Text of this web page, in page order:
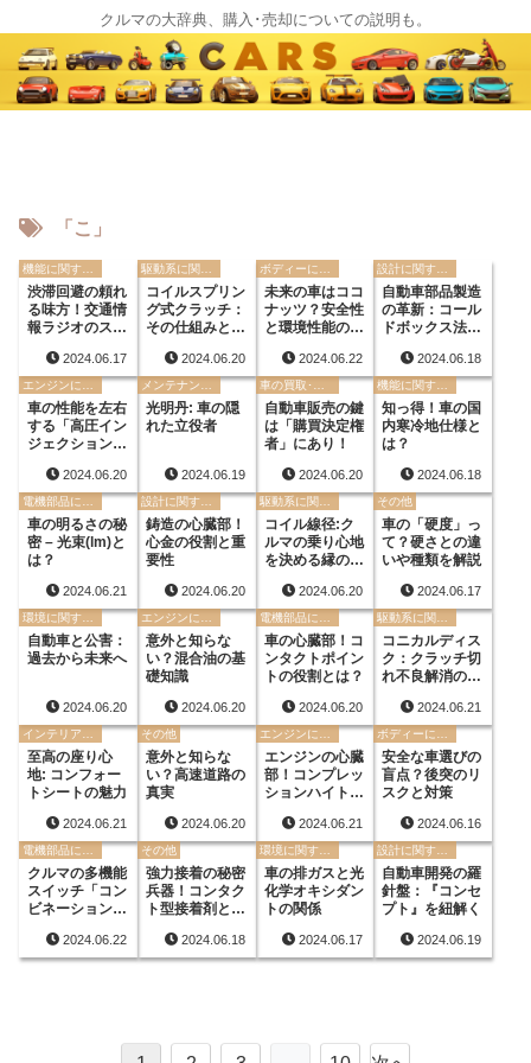
クルマの大辞典、購入･売却についての説明も。
「こ」
機能に関する用語
渋滞回避の頼れ
る味方！交通情
報ラジオのスス
2024.06.17
駆動系に関する用語
コイルスプリン
グ式クラッチ：
その仕組みと衰
2024.06.20
ボディーに関する用語
未来の車はココ
ナッツ？安全性
と環境性能の両
2024.06.22
設計に関する用語
自動車部品製造
の革新：コール
ドボックス法と
2024.06.18
エンジンに関する用語
車の性能を左右
する「高圧イン
ジェクション」
2024.06.20
メンテナンスに関する用語
光明丹: 車の隠
れた立役者
2024.06.19
車の買取･査定について
自動車販売の鍵
は「購買決定権
者」にあり！
2024.06.20
機能に関する用語
知っ得！車の国
内寒冷地仕様と
は？
2024.06.18
電機部品に関する用語
車の明るさの秘
密 – 光束(lm)と
は？
2024.06.21
設計に関する用語
鋳造の心臓部！
心金の役割と重
要性
2024.06.20
駆動系に関する用語
コイル線径:ク
ルマの乗り心地
を決める縁の下
2024.06.20
その他
車の「硬度」っ
て？硬さとの違
いや種類を解説
2024.06.17
環境に関する用語
自動車と公害：
過去から未来へ
2024.06.20
エンジンに関する用語
意外と知らな
い？混合油の基
礎知識
2024.06.20
電機部品に関する用語
車の心臓部！コ
ンタクトポイン
トの役割とは？
2024.06.20
駆動系に関する用語
コニカルディス
ク：クラッチ切
れ不良解消の秘
2024.06.21
インテリアに関する用語
至高の座り心
地: コンフォー
トシートの魅力
2024.06.21
その他
意外と知らな
い？高速道路の
真実
2024.06.20
エンジンに関する用語
エンジンの心臓
部！コンプレッ
ションハイト徹
2024.06.21
ボディーに関する用語
安全な車選びの
盲点？後突のリ
スクと対策
2024.06.16
電機部品に関する用語
クルマの多機能
スイッチ「コン
ビネーションス
2024.06.22
その他
強力接着の秘密
兵器！コンタク
ト型接着剤と
2024.06.18
環境に関する用語
車の排ガスと光
化学オキシダン
トの関係
2024.06.17
設計に関する用語
自動車開発の羅
針盤：『コンセ
プト』を紐解く
2024.06.19